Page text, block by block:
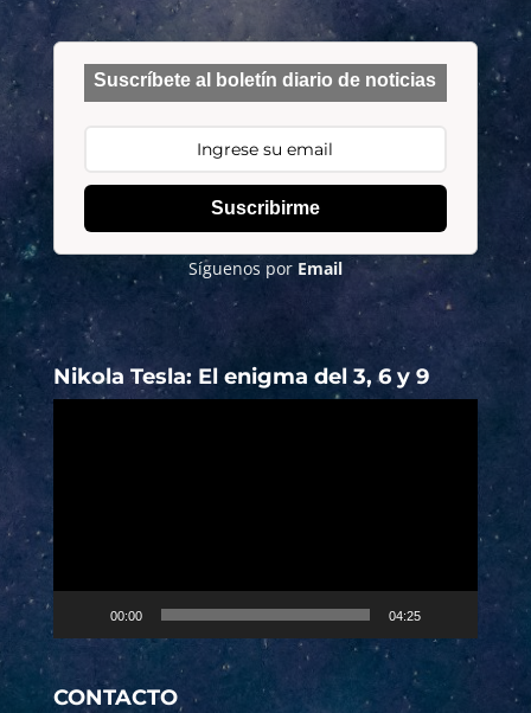
Suscríbete al boletín diario de noticias
Suscribirme
Síguenos por Email
Nikola Tesla: El enigma del 3, 6 y 9
00:00 04:25
CONTACTO